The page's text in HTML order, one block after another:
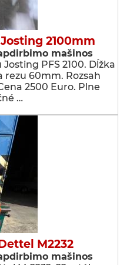
2100mm
mašinos
PFS 2100. Dĺžka
rezu 60mm. Rozsah
2500 Euro. Plne
…
M2232
mašinos